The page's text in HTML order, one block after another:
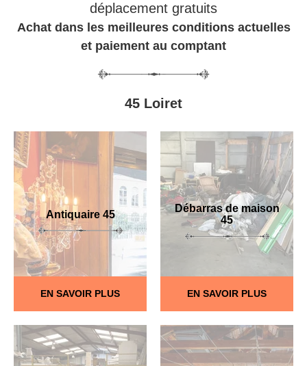
déplacement gratuits
Achat dans les meilleures conditions actuelles
et paiement au comptant
45 Loiret
Antiquaire 45
EN SAVOIR PLUS
Débarras de maison
45
EN SAVOIR PLUS